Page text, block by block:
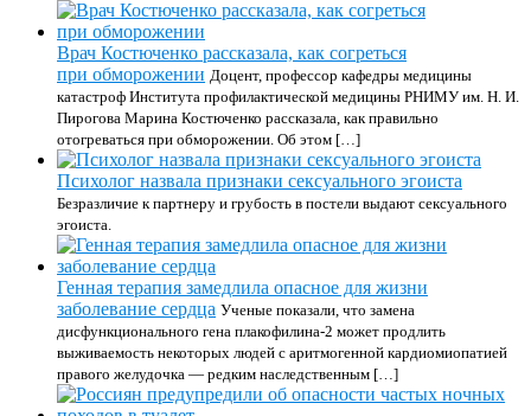
Врач Костюченко рассказала, как согреться
при обморожении Доцент, профессор кафедры медицины
катастроф Института профилактической медицины РНИМУ им. Н. И.
Пирогова Марина Костюченко рассказала, как правильно
отогреваться при обморожении. Об этом […]
Психолог назвала признаки сексуального эгоиста
Безразличие к партнеру и грубость в постели выдают сексуального
эгоиста.
Генная терапия замедлила опасное для жизни
заболевание сердца Ученые показали, что замена
дисфункционального гена плакофилина-2 может продлить
выживаемость некоторых людей с аритмогенной кардиомиопатией
правого желудочка — редким наследственным […]